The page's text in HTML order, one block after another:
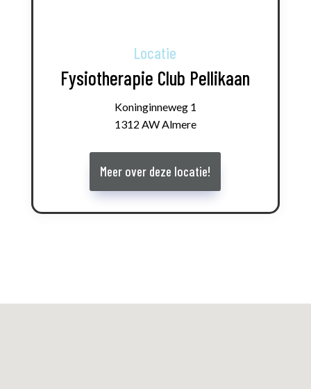
Locatie
Fysiotherapie Club Pellikaan
Koninginneweg 1
1312 AW Almere
Meer over deze locatie!